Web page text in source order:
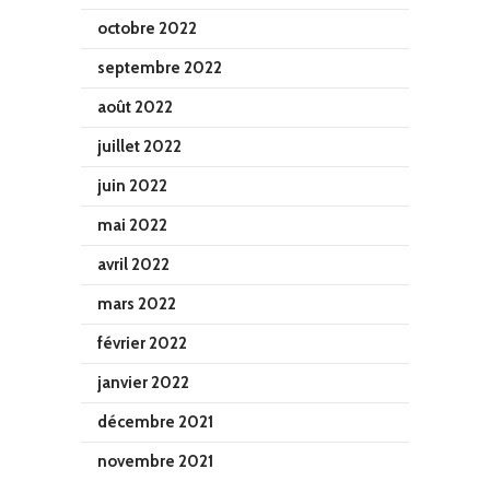
octobre 2022
septembre 2022
août 2022
juillet 2022
juin 2022
mai 2022
avril 2022
mars 2022
février 2022
janvier 2022
décembre 2021
novembre 2021